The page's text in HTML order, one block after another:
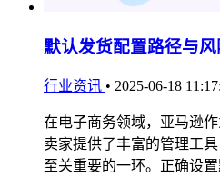
默认发货配置路径与
行业资讯 • 2025-06-18
在电子商务领域，亚马逊
卖家提供了丰富的管理工
至关重要的一环。正确设